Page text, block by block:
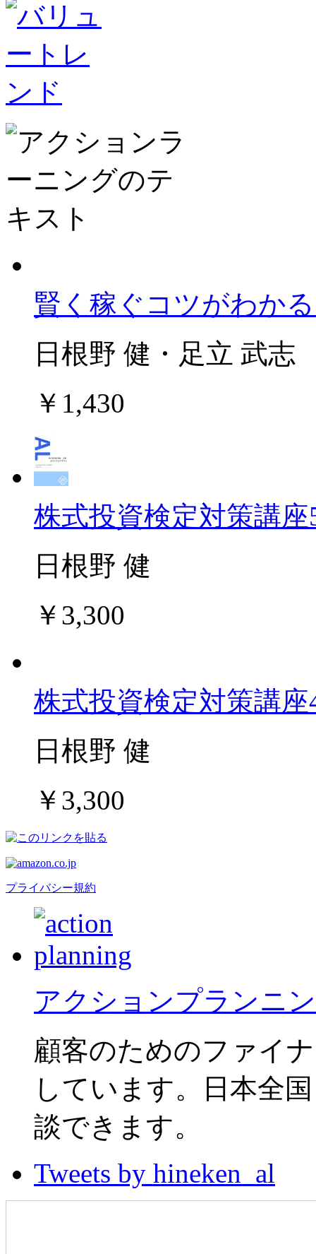
賢く稼ぐコツがわか
日根野 健・足立 武志
￥1,430
株式投資検定対策講
日根野 健
￥3,300
株式投資検定対策講
日根野 健
￥3,300
プライバシー規約
アクションプランニ
顧客のためのファイ
しています。日本全
談できます。
Tweets by hineken_al